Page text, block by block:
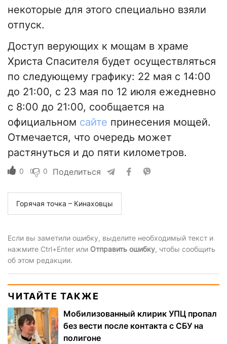
некоторые для этого специально взяли
отпуск.
Доступ верующих к мощам в храме
Христа Спасителя будет осуществляться
по следующему графику: 22 мая с 14:00
до 21:00, с 23 мая по 12 июля ежедневно
с 8:00 до 21:00, сообщается на
официальном сайте принесения мощей.
Отмечается, что очередь может
растянуться и до пяти километров.
0 0 Поделиться
Горячая точка – Кинаховцы
Если вы заметили ошибку, выделите необходимый текст и
нажмите Ctrl+Enter или Отправить ошибку, чтобы сообщить
об этом редакции.
ЧИТАЙТЕ ТАКЖЕ
Мобилизованный клирик УПЦ пропал
без вести после контакта с СБУ на
полигоне